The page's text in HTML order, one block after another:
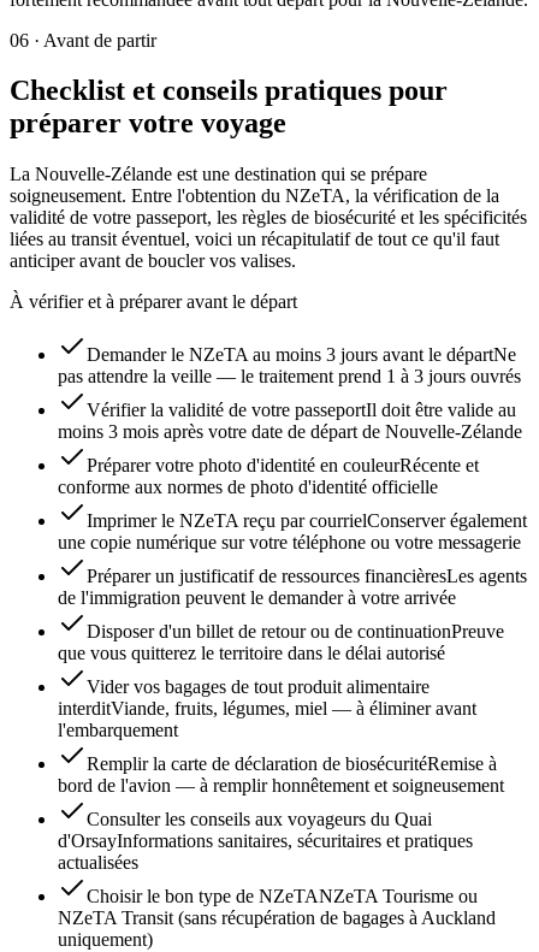
06 · Avant de partir
Checklist et conseils pratiques pour
préparer votre voyage
La Nouvelle-Zélande est une destination qui se prépare
soigneusement. Entre l'obtention du NZeTA, la vérification de la
validité de votre passeport, les règles de biosécurité et les spécificités
liées au transit éventuel, voici un récapitulatif de tout ce qu'il faut
anticiper avant de boucler vos valises.
À vérifier et à préparer avant le départ
Demander le NZeTA au moins 3 jours avant le départNe
pas attendre la veille — le traitement prend 1 à 3 jours ouvrés
Vérifier la validité de votre passeportIl doit être valide au
moins 3 mois après votre date de départ de Nouvelle-Zélande
Préparer votre photo d'identité en couleurRécente et
conforme aux normes de photo d'identité officielle
Imprimer le NZeTA reçu par courrielConserver également
une copie numérique sur votre téléphone ou votre messagerie
Préparer un justificatif de ressources financièresLes agents
de l'immigration peuvent le demander à votre arrivée
Disposer d'un billet de retour ou de continuationPreuve
que vous quitterez le territoire dans le délai autorisé
Vider vos bagages de tout produit alimentaire
interditViande, fruits, légumes, miel — à éliminer avant
l'embarquement
Remplir la carte de déclaration de biosécuritéRemise à
bord de l'avion — à remplir honnêtement et soigneusement
Consulter les conseils aux voyageurs du Quai
d'OrsayInformations sanitaires, sécuritaires et pratiques
actualisées
Choisir le bon type de NZeTANZeTA Tourisme ou
NZeTA Transit (sans récupération de bagages à Auckland
uniquement)